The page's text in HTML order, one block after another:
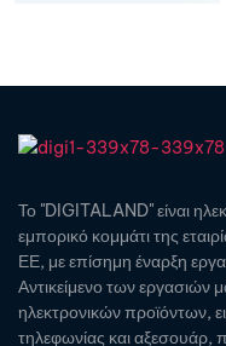
Το "DIGITALAND" είναι
εμπορικό κομμάτι της
ΕΕ, με επίσημη έναρξη
Αντικείμενο των εργασιών
ηλεκτρονικών προϊόντων,
τηλεφωνίας και αξεσουάρ,